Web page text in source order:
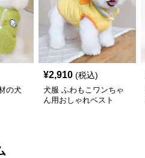
の犬
¥2,910 (税込)
犬服 ふわもこワンちゃ
ん用おしゃれベスト